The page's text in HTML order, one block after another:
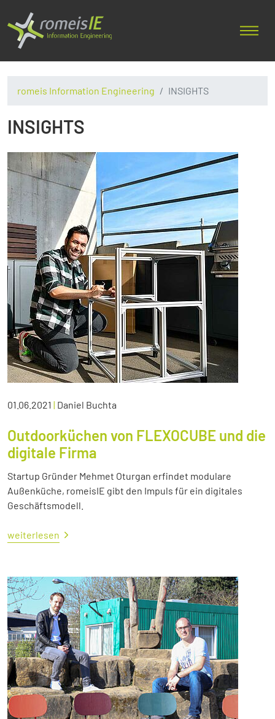
romeis Information Engineering INSIGHTS
INSIGHTS
01.06.2021 | Daniel Buchta
Outdoorküchen von FLEXOCUBE und die
digitale Firma
Startup Gründer Mehmet Oturgan erfindet modulare
Außenküche, romeisIE gibt den Impuls für ein digitales
Geschäftsmodell.
weiterlesen